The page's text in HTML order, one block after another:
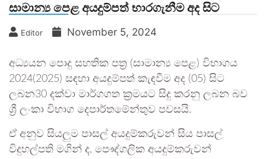
සාමාන්‍ය පෙළ අයදුම්පත් භාරගැනීම අද සිට
Editor November 5, 2024
අධ්‍යයන පොදු සහතික පත්‍ර (සාමාන්‍ය පෙළ) විභාගය
2024(2025) සඳහා අයදුම්පත් කැඳවීම අද (05) සිට
ලබන30 දක්වා මාර්ගගත ක්‍රමයට සිදු කරනු ලබන බව
ශ්‍රී ලංකා විභාග දෙපාර්තමේන්තුව පවසයි.
ඒ අනුව සියලුම පාසල් අයදුම්කරුවන් සිය පාසල්
විදුහල්පති මගින් ද, පෞද්ගලික අයදුම්කරුවන්